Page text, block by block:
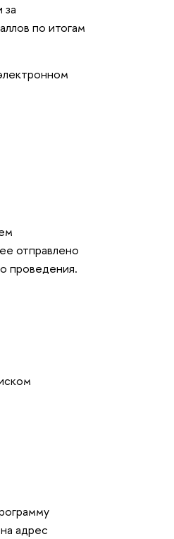
за
по итогам
отправлено
проведения.
адрес